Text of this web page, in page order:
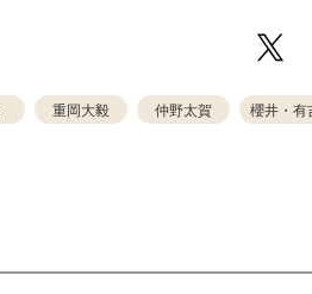
重岡大毅 仲野太賀 櫻井・有